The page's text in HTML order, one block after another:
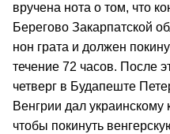
вручена нота о том, что
Берегово Закарпатской
нон грата и должен
течение 72 часов. После
четверг в Будапеште
Венгрии дал украинскому
чтобы покинуть